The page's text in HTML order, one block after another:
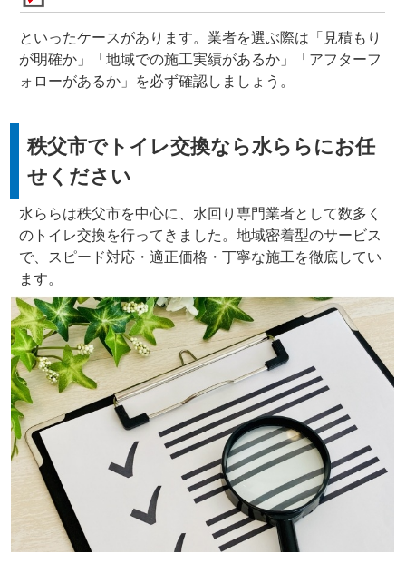
といったケースがあります。業者を選ぶ際は「見積もり
が明確か」「地域での施工実績があるか」「アフターフ
ォローがあるか」を必ず確認しましょう。
秩父市でトイレ交換なら水ららにお任
せください
水ららは秩父市を中心に、水回り専門業者として数多く
のトイレ交換を行ってきました。地域密着型のサービス
で、スピード対応・適正価格・丁寧な施工を徹底してい
ます。